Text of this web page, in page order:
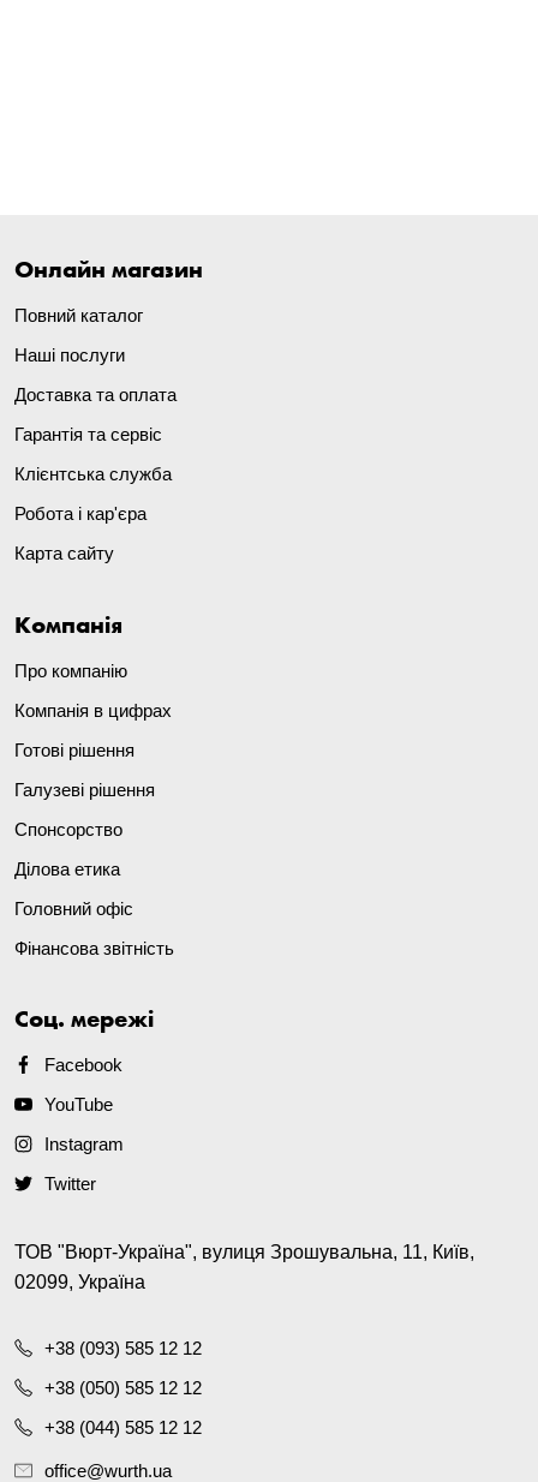
Онлайн магазин
Повний каталог
Наші послуги
Доставка та оплата
Гарантія та сервіс
Клієнтська служба
Робота і кар'єра
Карта сайту
Компанія
Про компанію
Компанія в цифрах
Готові рішення
Галузеві рішення
Спонсорство
Ділова етика
Головний офіс
Фінансова звітність
Соц. мережі
Facebook
YouTube
Instagram
Twitter
ТОВ "Вюрт-Україна", вулиця Зрошувальна, 11, Київ,
02099, Україна
+38 (093) 585 12 12
+38 (050) 585 12 12
+38 (044) 585 12 12
office@wurth.ua